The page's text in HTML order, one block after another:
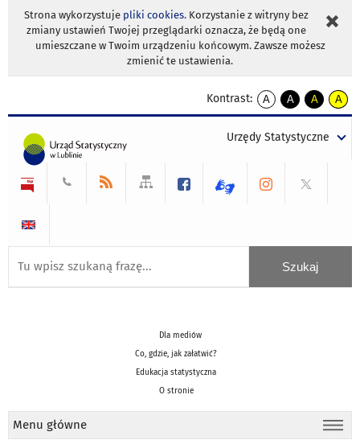
Strona wykorzystuje pliki cookies. Korzystanie z witryny bez
zmiany ustawień Twojej przeglądarki oznacza, że będą one
umieszczane w Twoim urządzeniu końcowym. Zawsze możesz
zmienić te ustawienia.
Kontrast:
A
kontrast
A
kontrast
tekst
czarnym
A
kontrast
tekst
czarnym
A
tekst
żółtym
Urzędy Statystyczne
Dla mediów
Co, gdzie, jak załatwić?
Edukacja statystyczna
O stronie
Menu główne